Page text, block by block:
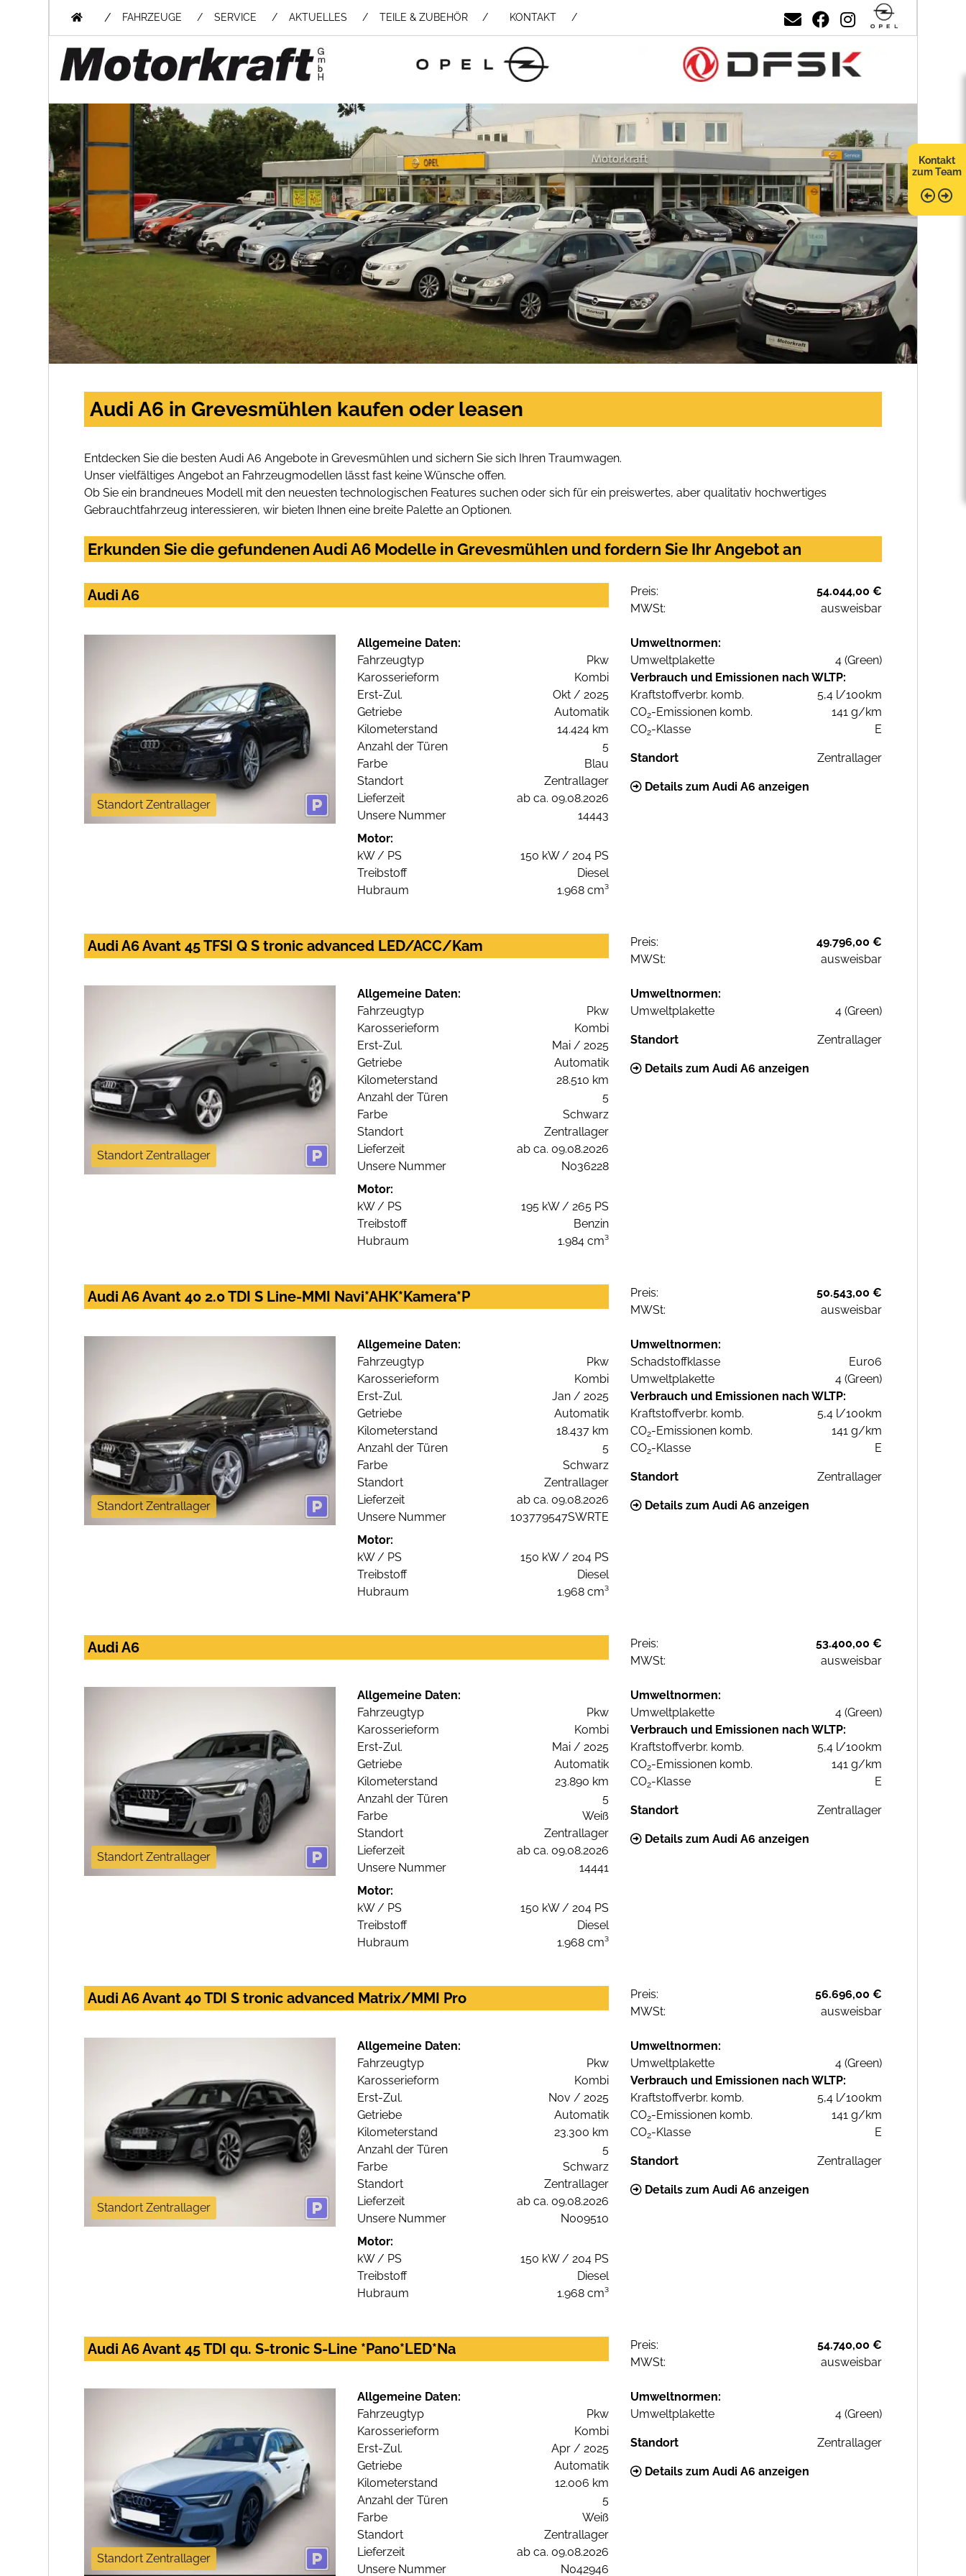
/ FAHRZEUGE SERVICE AKTUELLES TEILE & ZUBEHÖR / KONTAKT
Kontakt
zum Team
Audi A6 in Grevesmühlen kaufen oder leasen
Entdecken Sie die besten Audi A6 Angebote in Grevesmühlen und sichern Sie sich Ihren Traumwagen.
Unser vielfältiges Angebot an Fahrzeugmodellen lässt fast keine Wünsche offen.
Ob Sie ein brandneues Modell mit den neuesten technologischen Features suchen oder sich für ein preiswertes, aber qualitativ hochwertiges
Gebrauchtfahrzeug interessieren, wir bieten Ihnen eine breite Palette an Optionen.
Erkunden Sie die gefundenen Audi A6 Modelle in Grevesmühlen und fordern Sie Ihr Angebot an
Audi A6 Preis:
54.044,00 €
MWSt:
ausweisbar
Standort Zentrallager
Allgemeine Daten:
Fahrzeugtyp
Pkw
Karosserieform
Kombi
Erst-Zul.
Okt / 2025
Getriebe
Automatik
Kilometerstand
14.424 km
Anzahl der Türen
5
Farbe
Blau
Standort
Zentrallager
Lieferzeit
ab ca. 09.08.2026
Unsere Nummer
14443
Motor:
kW / PS
150 kW / 204 PS
Treibstoff
Diesel
Hubraum
1.968 cm³
Umweltnormen:
Umweltplakette
4 (Green)
Verbrauch und Emissionen nach WLTP:
Kraftstoffverbr. komb.
5,4 l/100km
CO2-Emissionen komb.
141 g/km
CO2-Klasse E
Standort Zentrallager
Details zum Audi A6 anzeigen
Audi A6 Avant 45 TFSI Q S tronic advanced LED/ACC/Kam Preis:
49.796,00 €
MWSt:
ausweisbar
Standort Zentrallager
Allgemeine Daten:
Fahrzeugtyp
Pkw
Karosserieform
Kombi
Erst-Zul.
Mai / 2025
Getriebe
Automatik
Kilometerstand
28.510 km
Anzahl der Türen
5
Farbe
Schwarz
Standort
Zentrallager
Lieferzeit
ab ca. 09.08.2026
Unsere Nummer
N036228
Motor:
kW / PS
195 kW / 265 PS
Treibstoff
Benzin
Hubraum
1.984 cm³
Umweltnormen:
Umweltplakette
4 (Green)
Standort Zentrallager
Details zum Audi A6 anzeigen
Audi A6 Avant 40 2.0 TDI S Line-MMI Navi*AHK*Kamera*P Preis:
50.543,00 €
MWSt:
ausweisbar
Standort Zentrallager
Allgemeine Daten:
Fahrzeugtyp
Pkw
Karosserieform
Kombi
Erst-Zul.
Jan / 2025
Getriebe
Automatik
Kilometerstand
18.437 km
Anzahl der Türen
5
Farbe
Schwarz
Standort
Zentrallager
Lieferzeit
ab ca. 09.08.2026
Unsere Nummer
103779547SWRTE
Motor:
kW / PS
150 kW / 204 PS
Treibstoff
Diesel
Hubraum
1.968 cm³
Umweltnormen:
Schadstoffklasse
Euro6
Umweltplakette
4 (Green)
Verbrauch und Emissionen nach WLTP:
Kraftstoffverbr. komb.
5,4 l/100km
CO2-Emissionen komb.
141 g/km
CO2-Klasse E
Standort Zentrallager
Details zum Audi A6 anzeigen
Audi A6 Preis:
53.400,00 €
MWSt:
ausweisbar
Standort Zentrallager
Allgemeine Daten:
Fahrzeugtyp
Pkw
Karosserieform
Kombi
Erst-Zul.
Mai / 2025
Getriebe
Automatik
Kilometerstand
23.890 km
Anzahl der Türen
5
Farbe
Weiß
Standort
Zentrallager
Lieferzeit
ab ca. 09.08.2026
Unsere Nummer
14441
Motor:
kW / PS
150 kW / 204 PS
Treibstoff
Diesel
Hubraum
1.968 cm³
Umweltnormen:
Umweltplakette
4 (Green)
Verbrauch und Emissionen nach WLTP:
Kraftstoffverbr. komb.
5,4 l/100km
CO2-Emissionen komb.
141 g/km
CO2-Klasse E
Standort Zentrallager
Details zum Audi A6 anzeigen
Audi A6 Avant 40 TDI S tronic advanced Matrix/MMI Pro Preis:
56.696,00 €
MWSt:
ausweisbar
Standort Zentrallager
Allgemeine Daten:
Fahrzeugtyp
Pkw
Karosserieform
Kombi
Erst-Zul.
Nov / 2025
Getriebe
Automatik
Kilometerstand
23.300 km
Anzahl der Türen
5
Farbe
Schwarz
Standort
Zentrallager
Lieferzeit
ab ca. 09.08.2026
Unsere Nummer
N009510
Motor:
kW / PS
150 kW / 204 PS
Treibstoff
Diesel
Hubraum
1.968 cm³
Umweltnormen:
Umweltplakette
4 (Green)
Verbrauch und Emissionen nach WLTP:
Kraftstoffverbr. komb.
5,4 l/100km
CO2-Emissionen komb.
141 g/km
CO2-Klasse E
Standort Zentrallager
Details zum Audi A6 anzeigen
Audi A6 Avant 45 TDI qu. S-tronic S-Line *Pano*LED*Na Preis:
54.740,00 €
MWSt:
ausweisbar
Standort Zentrallager
Allgemeine Daten:
Fahrzeugtyp
Pkw
Karosserieform
Kombi
Erst-Zul.
Apr / 2025
Getriebe
Automatik
Kilometerstand
12.006 km
Anzahl der Türen
5
Farbe
Weiß
Standort
Zentrallager
Lieferzeit
ab ca. 09.08.2026
Unsere Nummer
N042946
Umweltnormen:
Umweltplakette
4 (Green)
Standort Zentrallager
Details zum Audi A6 anzeigen